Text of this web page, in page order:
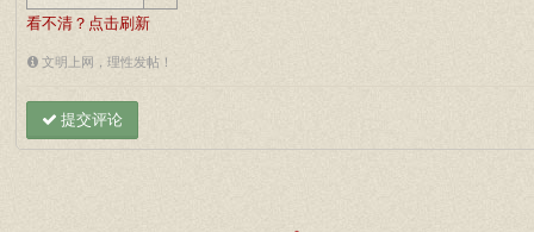
看不清？点击刷新
文明上网，理性发帖！
提交评论